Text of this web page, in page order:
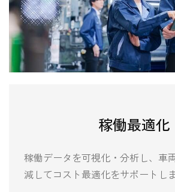
稼働最適化
稼働データを可視化・分析し、車
減してコスト最適化をサポートしま